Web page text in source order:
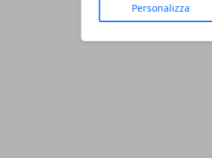
Personalizza